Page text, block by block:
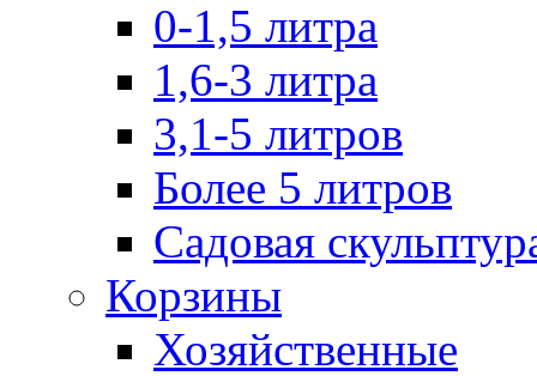
0-1,5 литра
1,6-3 литра
3,1-5 литров
Более 5 литров
Садовая
Корзины
Хозяйственные